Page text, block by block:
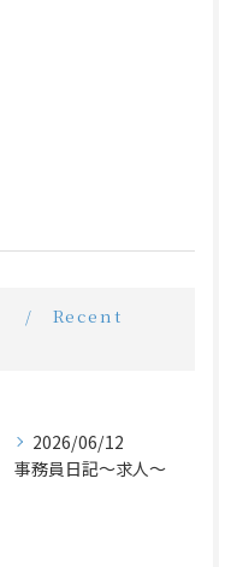
Recent
2026/06/12
事務員日記〜求人〜